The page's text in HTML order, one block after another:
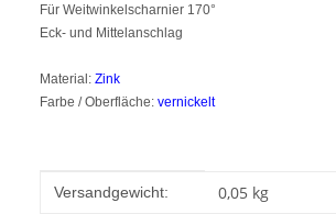
Für Weitwinkelscharnier 170°
Eck- und Mittelanschlag
Material: Zink
Farbe / Oberfläche: vernickelt
Produkteigenschaft
Wert
Versandgewicht: 0,05 kg